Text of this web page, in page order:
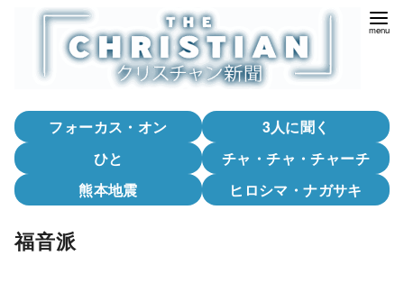
フォーカス・オン
3人に聞く
ひと
チャ・チャ・チャーチ
熊本地震
ヒロシマ・ナガサキ
福音派